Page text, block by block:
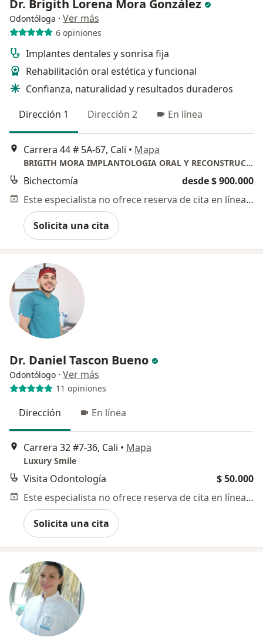
Dr. Brigith Lorena Mora González
Odontóloga · Ver más
6 opiniones
Implantes dentales y sonrisa fija
Rehabilitación oral estética y funcional
Confianza, naturalidad y resultados duraderos
Dirección 1
Dirección 2 En línea
Carrera 44 # 5A-67, Cali • Mapa
BRIGITH MORA IMPLANTOLOGIA ORAL Y RECONSTRUCTIVA
Bichectomía
desde $ 900.000
Este especialista no ofrece reserva de cita en línea en esta dirección.
Solicita una cita
Dr. Daniel Tascon Bueno
Odontólogo · Ver más
11 opiniones
Dirección En línea
Carrera 32 #7-36, Cali • Mapa
Luxury Smile
Visita Odontología
$ 50.000
Este especialista no ofrece reserva de cita en línea en esta dirección.
Solicita una cita